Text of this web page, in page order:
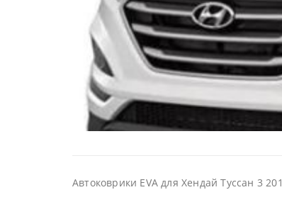
Автоковрики EVA для Хендай Туссан 3